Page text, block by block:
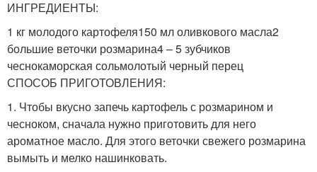
ИНГРЕДИЕНТЫ:
1 кг молодого картофеля150 мл оливкового масла2
большие веточки розмарина4 – 5 зубчиков
чеснокаморская сольмолотый черный перец
СПОСОБ ПРИГОТОВЛЕНИЯ:
1. Чтобы вкусно запечь картофель с розмарином и
чесноком, сначала нужно приготовить для него
ароматное масло. Для этого веточки свежего розмарина
вымыть и мелко нашинковать.